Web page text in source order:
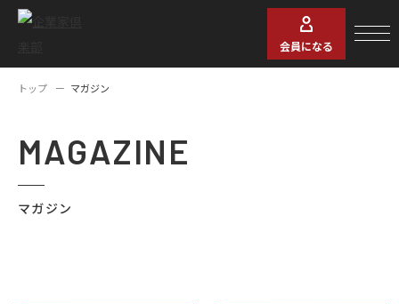
会員になる
トップ マガジン
MAGAZINE
マガジン